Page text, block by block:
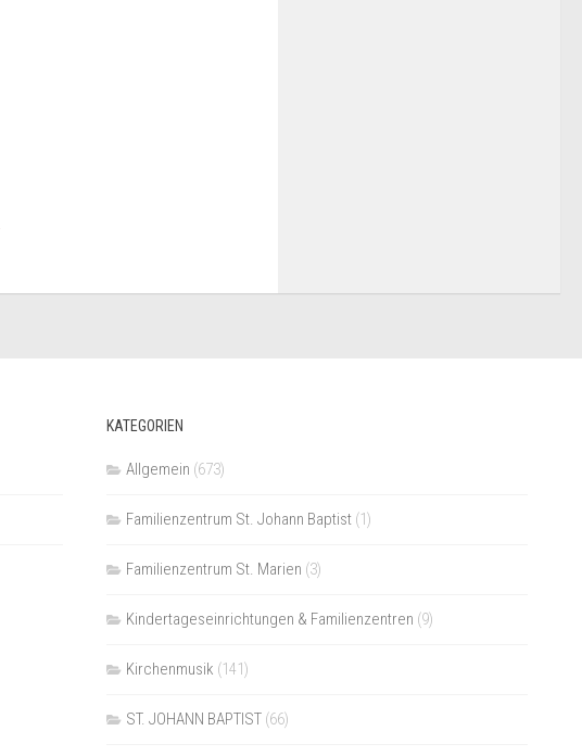
KATEGORIEN
Allgemein (673)
Familienzentrum St. Johann Baptist(1)
Familienzentrum St. Marien (3)
Kindertageseinrichtungen & Familienzentren (9)
Kirchenmusik (141)
ST. JOHANN BAPTIST(66)